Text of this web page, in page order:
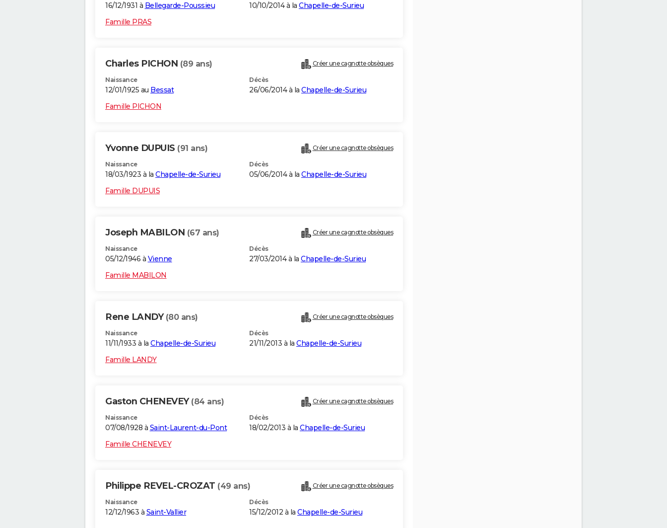
16/12/1931 à Bellegarde-Poussieu 10/10/2014 à la Chapelle-de-Surieu
Famille PRAS
Charles PICHON (89 ans) Créer une cagnotte obsèques
Naissance
12/01/1925 au Bessat
Décès
26/06/2014 à la Chapelle-de-Surieu
Famille PICHON
Yvonne DUPUIS (91 ans) Créer une cagnotte obsèques
Naissance
18/03/1923 à la Chapelle-de-Surieu
Décès
05/06/2014 à la Chapelle-de-Surieu
Famille DUPUIS
Joseph MABILON (67 ans) Créer une cagnotte obsèques
Naissance
05/12/1946 à Vienne
Décès
27/03/2014 à la Chapelle-de-Surieu
Famille MABILON
Rene LANDY (80 ans) Créer une cagnotte obsèques
Naissance
11/11/1933 à la Chapelle-de-Surieu
Décès
21/11/2013 à la Chapelle-de-Surieu
Famille LANDY
Gaston CHENEVEY (84 ans) Créer une cagnotte obsèques
Naissance
07/08/1928 à Saint-Laurent-du-Pont
Décès
18/02/2013 à la Chapelle-de-Surieu
Famille CHENEVEY
Philippe REVEL-CROZAT (49 ans) Créer une cagnotte obsèques
Naissance
12/12/1963 à Saint-Vallier
Décès
15/12/2012 à la Chapelle-de-Surieu